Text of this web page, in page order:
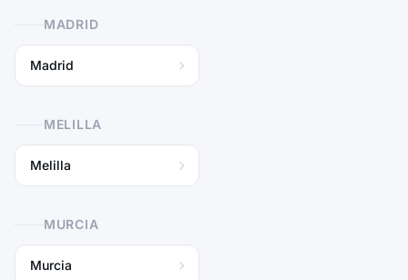
MADRID
Madrid
MELILLA
Melilla
MURCIA
Murcia